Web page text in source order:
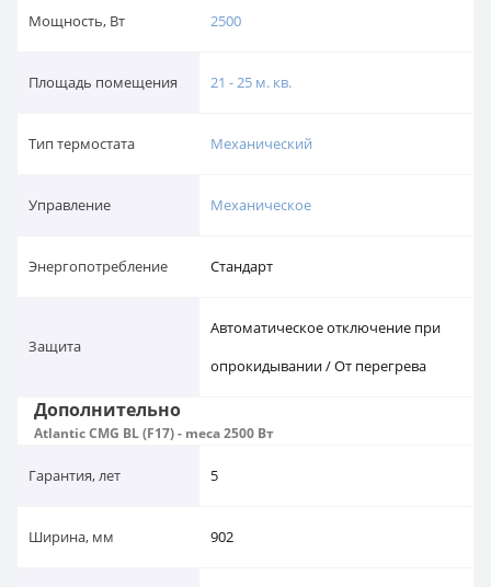
Мощность, Вт 2500
Площадь помещения 21 - 25 м. кв.
Тип термостата Механический
Управление Механическое
Энергопотребление Стандарт
Защита
Автоматическое отключение при
опрокидывании / От перегрева
Дополнительно
Atlantic CMG BL (F17) - meca 2500 Вт
Гарантия, лет 5
Ширина, мм 902